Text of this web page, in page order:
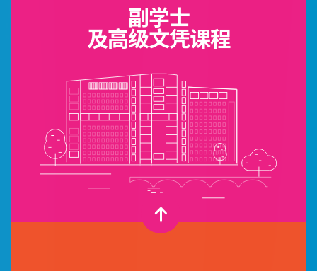
副学士
及高级文凭课程